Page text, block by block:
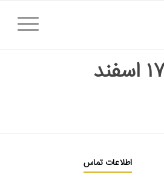
اطلاعات تماس